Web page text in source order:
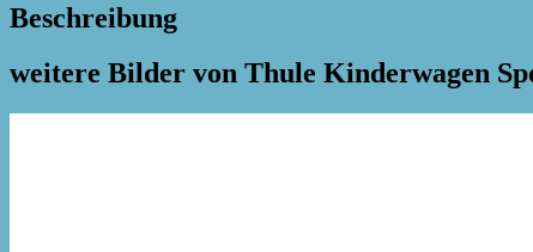
Beschreibung
weitere Bilder von Thule Kinderwagen